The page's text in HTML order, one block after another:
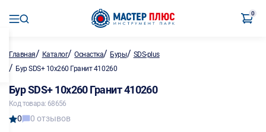
0
Главная/ Каталог/Оснастка/ Буры/ SDS-plus
/ Бур SDS+ 10х260 Гранит 410260
Бур SDS+ 10х260 Гранит 410260
Код товара: 68656
0 0 отзывов